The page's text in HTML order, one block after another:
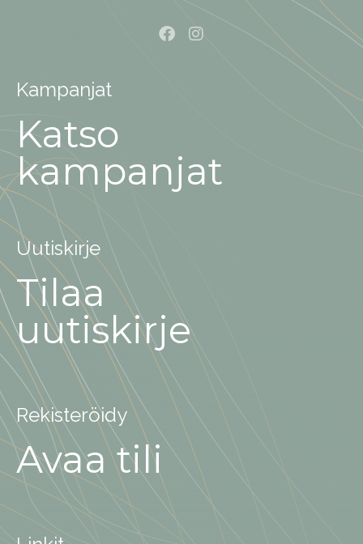
Kampanjat
Katso
kampanjat
Uutiskirje
Tilaa
uutiskirje
Rekisteröidy
Avaa tili